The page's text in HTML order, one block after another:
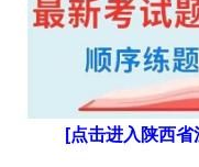
[点击进入陕西